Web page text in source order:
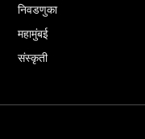
निवडणुका
महामुंबई
संस्कृती